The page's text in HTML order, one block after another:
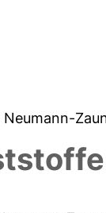
Neumann-